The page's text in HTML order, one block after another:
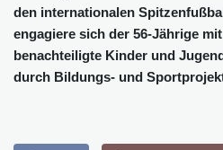
den internationalen
engagiere sich der 56-Jährige
benachteiligte Kinder und
durch Bildungs- und